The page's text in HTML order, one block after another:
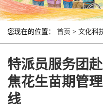
您现在的位置： 首页 > 文化科
特派员服务团
焦花生苗期管
线